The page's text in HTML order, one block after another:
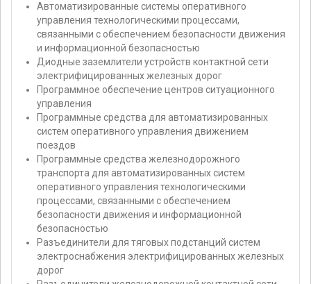
Автоматизированные системы оперативного
управления технологическими процессами,
связанными с обеспечением безопасности движения
и информационной безопасностью
Диодные заземлители устройств контактной сети
электрифицированных железных дорог
Программное обеспечение центров ситуационного
управления
Программные средства для автоматизированных
систем оперативного управления движением
поездов
Программные средства железнодорожного
транспорта для автоматизированных систем
оперативного управления технологическими
процессами, связанными с обеспечением
безопасности движения и информационной
безопасностью
Разъединители для тяговых подстанций систем
электроснабжения электрифицированных железных
дорог